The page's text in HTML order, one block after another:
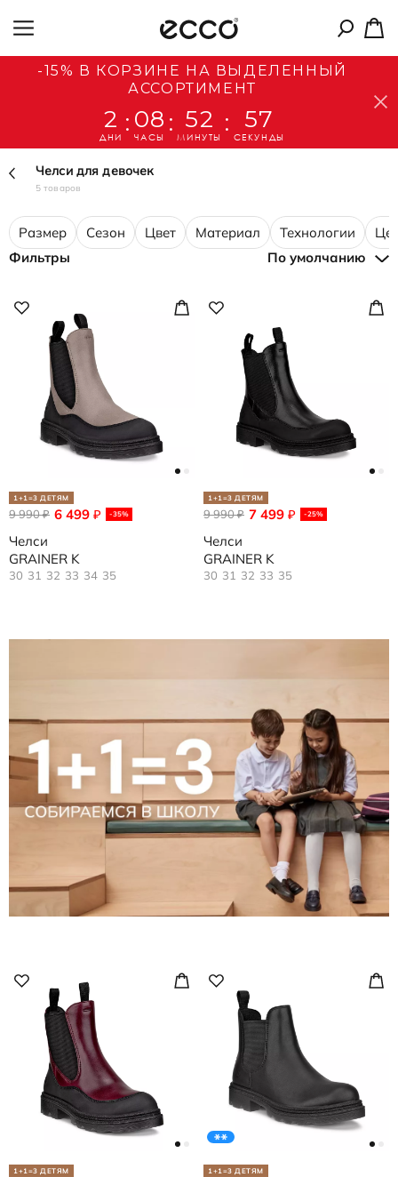
-15% В КОРЗИНЕ НА ВЫДЕЛЕННЫЙ
АССОРТИМЕНТ
2
ДНИ
: 08
ЧАСЫ
: 52
МИНУТЫ
: 57
СЕКУНДЫ
Челси для девочек
5 товаров
Размер Сезон Цвет Материал Технологии
Фильтры
По умолчанию
1+1=3 ДЕТЯМ
6 499 ₽ -35%
9 990₽
Челси
GRAINER K
30 31 32 33 34 35
1+1=3 ДЕТЯМ
7 499 ₽ -25%
9 990₽
Челси
GRAINER K
30 31 32 33 35
1+1=3 ДЕТЯМ 1+1=3 ДЕТЯМ